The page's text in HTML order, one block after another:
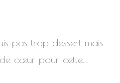
pas trop dessert mais
cœur pour cette...